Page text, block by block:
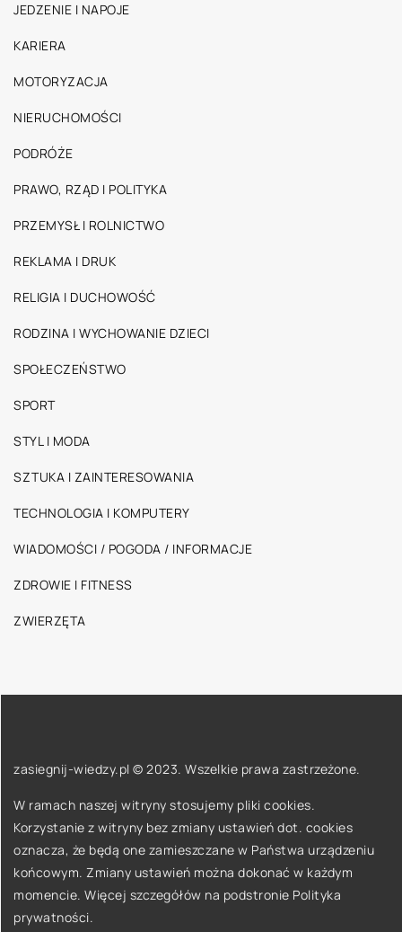
JEDZENIE I NAPOJE
KARIERA
MOTORYZACJA
NIERUCHOMOŚCI
PODRÓŻE
PRAWO, RZĄD I POLITYKA
PRZEMYSŁ I ROLNICTWO
REKLAMA I DRUK
RELIGIA I DUCHOWOŚĆ
RODZINA I WYCHOWANIE DZIECI
SPOŁECZEŃSTWO
SPORT
STYL I MODA
SZTUKA I ZAINTERESOWANIA
TECHNOLOGIA I KOMPUTERY
WIADOMOŚCI / POGODA / INFORMACJE
ZDROWIE I FITNESS
ZWIERZĘTA
zasiegnij-wiedzy.pl © 2023. Wszelkie prawa zastrzeżone.
W ramach naszej witryny stosujemy pliki cookies.
Korzystanie z witryny bez zmiany ustawień dot. cookies
oznacza, że będą one zamieszczane w Państwa urządzeniu
końcowym. Zmiany ustawień można dokonać w każdym
momencie. Więcej szczegółów na podstronie Polityka
prywatności.